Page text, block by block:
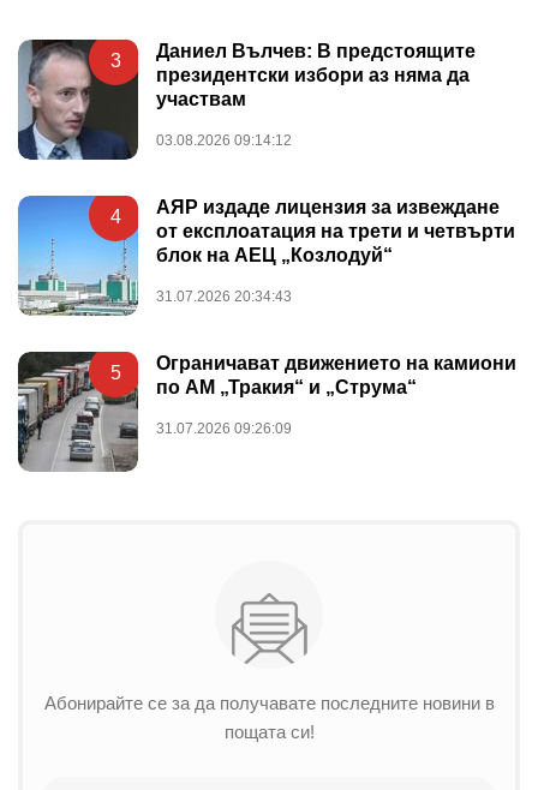
3
Даниел Вълчев: В предстоящите
президентски избори аз няма да
участвам
03.08.2026 09:14:12
4
АЯР издаде лицензия за извеждане
от експлоатация на трети и четвърти
блок на АЕЦ „Козлодуй“
31.07.2026 20:34:43
5
Ограничават движението на камиони
по АМ „Тракия“ и „Струма“
31.07.2026 09:26:09
Абонирайте се за да получавате последните новини в
пощата си!